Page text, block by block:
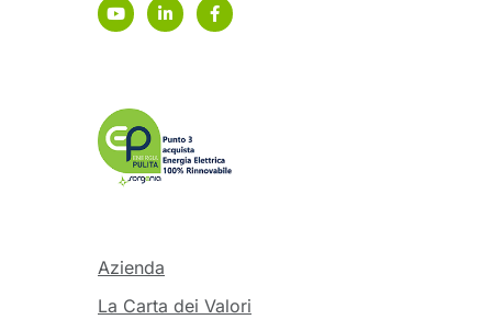
Azienda
La Carta dei Valori